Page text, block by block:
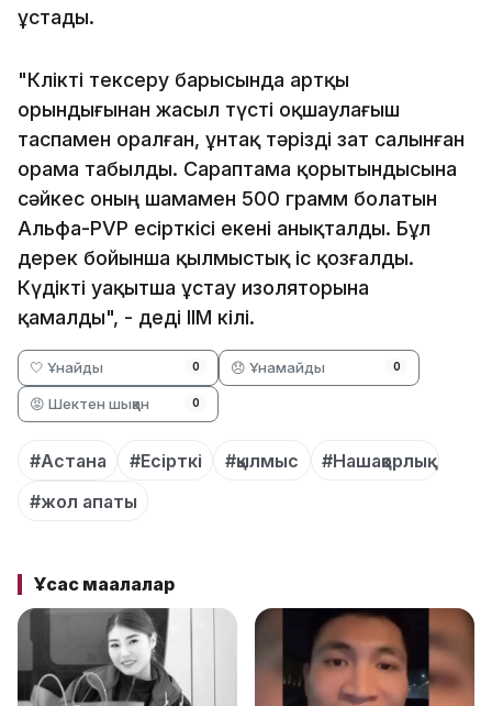
ұстады.
"Көлікті тексеру барысында артқы
орындығынан жасыл түсті оқшаулағыш
таспамен оралған, ұнтақ тәрізді зат салынған
орама табылды. Сараптама қорытындысына
сәйкес оның шамамен 500 грамм болатын
Альфа-PVP есірткісі екені анықталды. Бұл
дерек бойынша қылмыстық іс қозғалды.
Күдікті уақытша ұстау изоляторына
қамалды", - деді ІІМ өкілі.
🤍 Ұнайды 0 😞 Ұнамайды 0
😡 Шектен шыққан 0
#Астана #Есірткі #қылмыс
#Нашақорлық
#жол апаты
Ұқсас мақалалар